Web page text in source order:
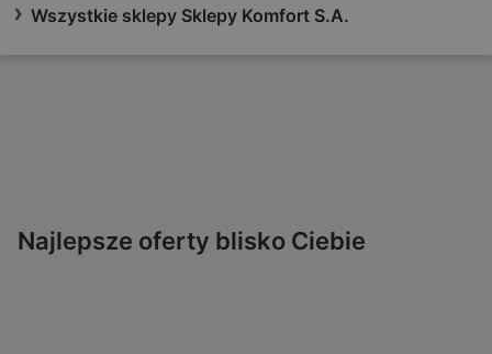
Wszystkie sklepy Sklepy Komfort S.A.
Najlepsze oferty blisko Ciebie